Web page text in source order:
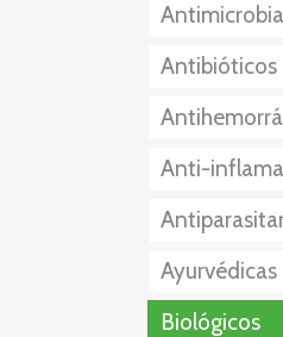
Antibióticos
Anti-
No
Externos
Internos
Ayurvédicas
Biológicos